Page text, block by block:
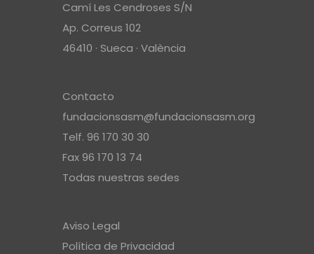
Camí Les Cendroses S/N
Ap. Correus 102
46410 · Sueca · València
Contacto
fundacionsasm@fundacionsasm.org
Telf. 96 170 30 30
Fax 96 170 13 74
Todas nuestras sedes
Aviso Legal
Política de Privacidad